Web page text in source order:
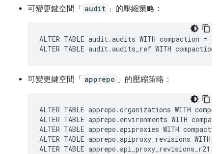
可變更鍵空間「 audit 」的壓縮策略：
ALTER TABLE audit.audits WITH compaction
ALTER TABLE audit.audits_ref WITH
可變更鍵空間「 apprepo 」的壓縮策略：
ALTER TABLE apprepo.organizations WITH
ALTER TABLE apprepo.environments WITH
ALTER TABLE apprepo.apiproxies WITH
ALTER TABLE apprepo.apiproxy_revisions
ALTER TABLE